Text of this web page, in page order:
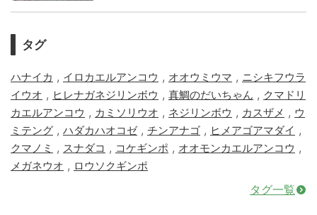
タグ
ハナイカ , イロカエルアンコウ , オオウミウマ , ニシキフウラ
イウオ , ヒレナガネジリンボウ , 真鯛のだいちゃん , クマドリ
カエルアンコウ , カミソリウオ , ネジリンボウ , カスザメ , ウ
ミテング , ハダカハオコゼ, チンアナゴ , ヒメアゴアマダイ ,
クマノミ , スナダコ , コケギンポ , オオモンカエルアンコウ ,
メガネウオ , ロウソクギンポ
タグ一覧